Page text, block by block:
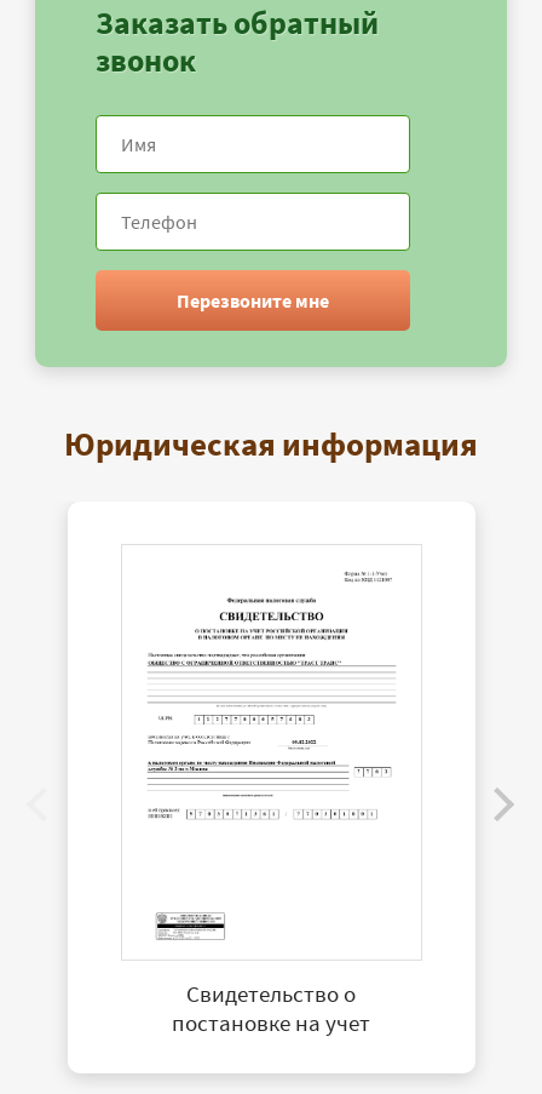
Заказать обратный
звонок
Перезвоните мне
Юридическая информация
Свидетельство о
постановке на учет